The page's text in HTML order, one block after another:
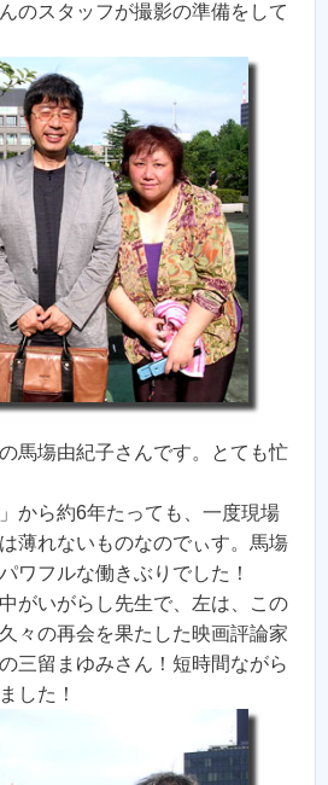
のスタッフが撮影の準備をして
馬塲由紀子さんです。とても忙
から約6年たっても、一度現場
薄れないものなのでぃす。馬塲
ワフルな働きぶりでした！
がいがらし先生で、左は、この
々の再会を果たした映画評論家
三留まゆみさん！短時間ながら
した！